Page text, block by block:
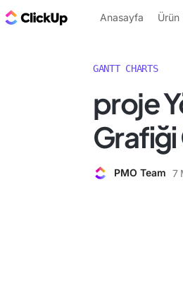
ClickUp Blog
Anasayfa Ürün
GANTT CHARTS
proje
PMO Team 7